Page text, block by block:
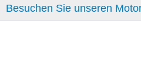
Besuchen Sie unseren